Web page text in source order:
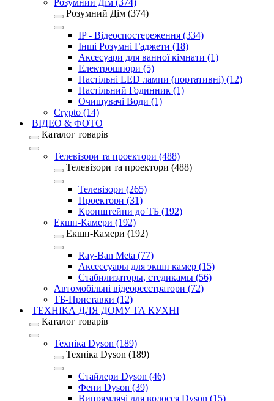
Розумний Дім (374)
Розумний Дім (374)
IP - Відеоспостереження (334)
Інші Розумні Гаджети (18)
Аксесуари для ванної кімнати (1)
Електрошпори (5)
Настільні LED лампи (портативні) (12)
Настільний Годинник (1)
Очищувачі Води (1)
Crypto (14)
ВІДЕО & ФОТО
Каталог товарів
Телевізори та проектори (488)
Телевізори та проектори (488)
Телевізори (265)
Проектори (31)
Кронштейни до ТБ (192)
Екшн-Камери (192)
Екшн-Камери (192)
Ray-Ban Meta (77)
Аксессуары для экшн камер (15)
Стабилизаторы, стедикамы (56)
Автомобільні відеореєстратори (72)
ТБ-Приставки (12)
ТЕХНІКА ДЛЯ ДОМУ ТА КУХНІ
Каталог товарів
Техніка Dyson (189)
Техніка Dyson (189)
Стайлери Dyson (46)
Фени Dyson (39)
Випрямлячі для волосся Dyson (15)